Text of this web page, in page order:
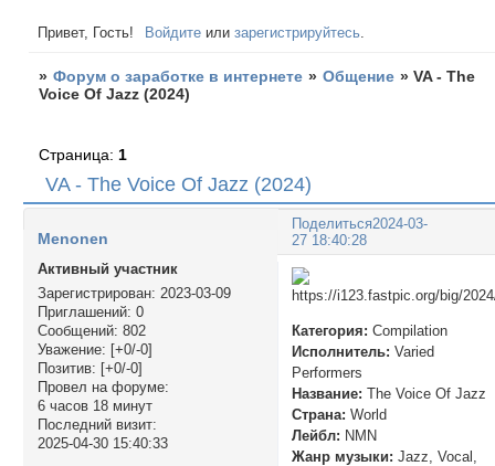
Привет, Гость! Войдите илизарегистрируйтесь
» Форум о заработке в интернете » Общение »VA - The
Voice Of Jazz (2024)
VA - The Voice Of Jazz (2024)
Страница: 1
Поделиться2024-03-
27 18:40:28
Menonen
Активный участник
Зарегистрирован: 2023-03-09
Приглашений: 0
Сообщений: 802
Уважение: [+0/-0]
Позитив: [+0/-0]
Провел на форуме:
6 часов 18 минут
Последний визит:
2025-04-30 15:40:33
Категория: Compilation
Исполнитель: Varied
Performers
Название: The Voice Of Jazz
Страна: World
Лейбл: NMN
Жанр музыки: Jazz, Vocal,